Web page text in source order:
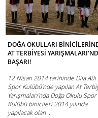
DOĞA OKULLARI
AT TERBİYESİ
BAŞARI!
12 Nisan 2014 tarihinde Dila Atlı
Spor Kulübü’nde yapılan At
Yarışmaları’nda Doğa Okulu Spor
Kulübü binicileri 2014 yılında
yapılacak olan ...